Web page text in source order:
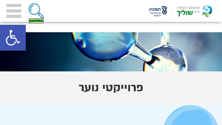
פרוייקטי נוער